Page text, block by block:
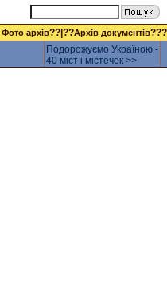
Фото архів??|??Архів документів???
Подорожуємо Україною -
40 міст і містечок >>